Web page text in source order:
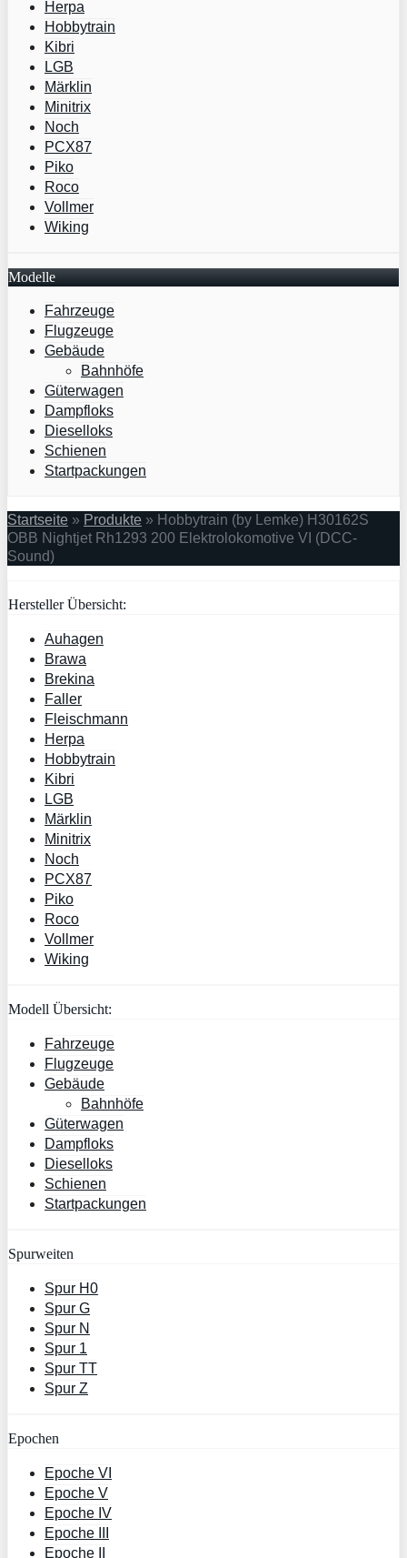
Herpa
Hobbytrain
Kibri
LGB
Märklin
Minitrix
Noch
PCX87
Piko
Roco
Vollmer
Wiking
Modelle
Fahrzeuge
Flugzeuge
Gebäude
Bahnhöfe
Güterwagen
Dampfloks
Dieselloks
Schienen
Startpackungen
Startseite » Produkte » Hobbytrain (by Lemke) H30162S
OBB Nightjet Rh1293 200 Elektrolokomotive VI (DCC-
Sound)
Hersteller Übersicht:
Auhagen
Brawa
Brekina
Faller
Fleischmann
Herpa
Hobbytrain
Kibri
LGB
Märklin
Minitrix
Noch
PCX87
Piko
Roco
Vollmer
Wiking
Modell Übersicht:
Fahrzeuge
Flugzeuge
Gebäude
Bahnhöfe
Güterwagen
Dampfloks
Dieselloks
Schienen
Startpackungen
Spurweiten
Spur H0
Spur G
Spur N
Spur 1
Spur TT
Spur Z
Epochen
Epoche VI
Epoche V
Epoche IV
Epoche III
Epoche II